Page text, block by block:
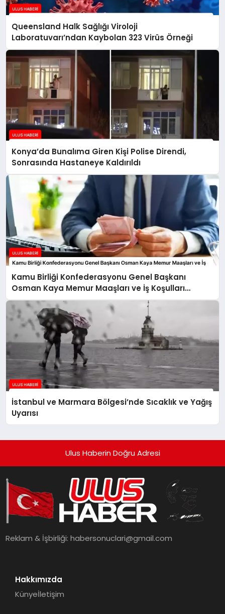
Queensland Halk Sağlığı Viroloji
Laboratuvarı’ndan Kaybolan 323 Virüs Örneği
Konya’da Bunalıma Giren Kişi Polise Direndi,
Sonrasında Hastaneye Kaldırıldı
Kamu Birliği Konfederasyonu Genel Başkanı
Osman Kaya Memur Maaşları ve İş Koşulları
Hakkında Açıklamalarda Bulundu
İstanbul ve Marmara Bölgesi’nde Sıcaklık ve Yağış
Uyarısı
Ulus Haberin Doğru Adresi
Reklam & İşbirliği:habersonuclari@gmail.com
Hakkımızda
Künyeİletişim